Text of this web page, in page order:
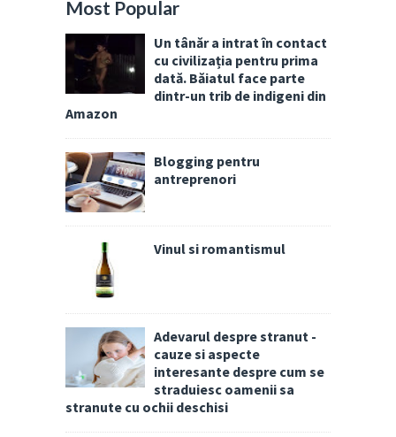
Most Popular
Un tânăr a intrat în contact
cu civilizația pentru prima
dată. Băiatul face parte
dintr-un trib de indigeni din
Amazon
Blogging pentru
antreprenori
Vinul si romantismul
Adevarul despre stranut -
cauze si aspecte
interesante despre cum se
straduiesc oamenii sa
stranute cu ochii deschisi